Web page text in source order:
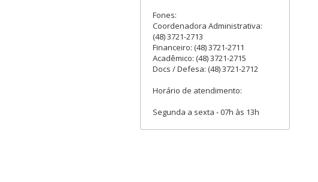
Fones:
Coordenadora Administrativa:
(48) 3721-2713
Financeiro: (48) 3721-2711
Acadêmico: (48) 3721-2715
Docs / Defesa: (48) 3721-2712
Horário de atendimento:
Segunda a sexta - 07h às 13h